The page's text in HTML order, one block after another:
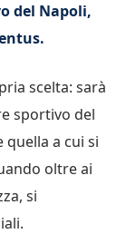
del Napoli,
scelta: sarà
sportivo del
a cui si
oltre ai
si